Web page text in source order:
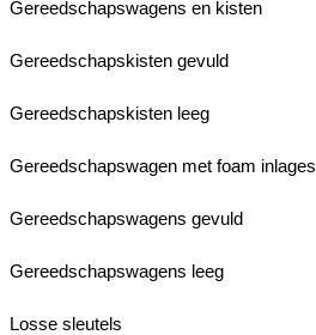
Gereedschapswagens en kisten
Gereedschapskisten gevuld
Gereedschapskisten leeg
Gereedschapswagen met foam inlages
Gereedschapswagens gevuld
Gereedschapswagens leeg
Losse sleutels